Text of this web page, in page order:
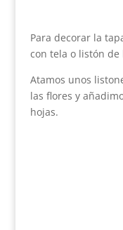
Para decorar la
con tela o listón
Atamos unos
las flores y
hojas.